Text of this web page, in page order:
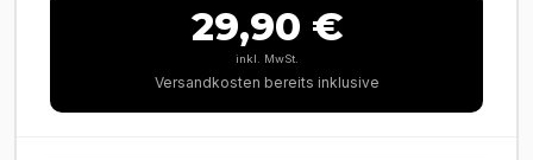
29,90 €
inkl. MwSt.
Versandkosten bereits inklusive